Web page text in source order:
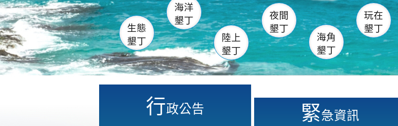
生態
墾丁
海洋
墾丁
陸上
墾丁
夜間
墾丁
海角
墾丁
玩在
墾丁
行政公告 緊急資訊